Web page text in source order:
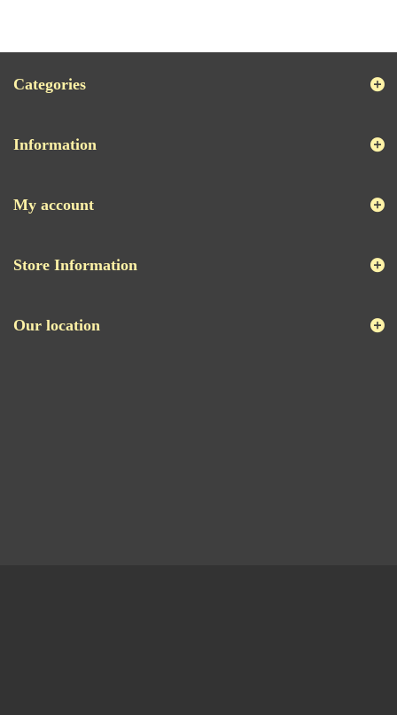
Categories
Information
My account
Store Information
Our location